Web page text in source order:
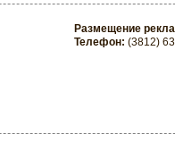
Размещение
Телефон: (3812)